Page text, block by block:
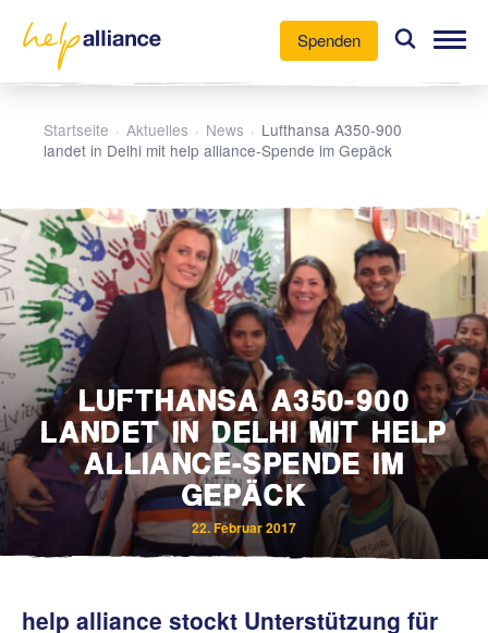
Unsere Arbeit
Über uns
Mitmachen
Spenden
Startseite › Aktuelles › News › Lufthansa A350-900
landet in Delhi mit help alliance-Spende im Gepäck
LUFTHANSA A350-900
LANDET IN DELHI MIT HELP
ALLIANCE-SPENDE IM
GEPÄCK
22. Februar 2017
help alliance stockt Unterstützung für